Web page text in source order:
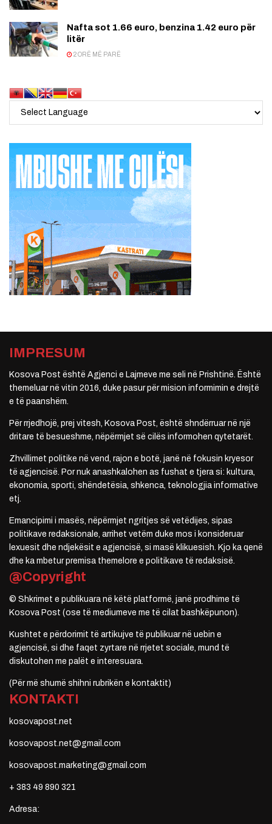
Nafta sot 1.66 euro, benzina 1.42 euro për
litër
2 ORË MË PARË
IMPRESUM
Kosova Post është Agjenci e Lajmeve me seli në Prishtinë. Është
themeluar në vitin 2016, duke pasur për mision informimin e drejtë
e të paanshëm.
Për rrjedhojë, prej vitesh, Kosova Post, është shndërruar në një
dritare të besueshme, nëpërmjet së cilës informohen qytetarët.
Zhvillimet politike në vend, rajon e botë, janë në fokusin kryesor
të agjencisë. Por nuk anashkalohen as fushat e tjera si: kultura,
ekonomia, sporti, shëndetësia, shkenca, teknologjia informative
etj.
Emancipimi i masës, nëpërmjet ngritjes së vetëdijes, sipas
politikave redaksionale, arrihet vetëm duke mos i konsideruar
lexuesit dhe ndjekësit e agjencisë, si masë klikuesish. Kjo ka qenë
dhe ka mbetur premisa themelore e politikave të redaksisë.
@Copyright
© Shkrimet e publikuara në këtë platformë, janë prodhime të
Kosova Post (ose të mediumeve me të cilat bashkëpunon).
Kushtet e përdorimit të artikujve të publikuar në uebin e
agjencisë, si dhe faqet zyrtare në rrjetet sociale, mund të
diskutohen me palët e interesuara.
(Për më shumë shihni rubrikën e kontaktit)
KONTAKTI
kosovapost.net
kosovapost.net@gmail.com
kosovapost.marketing@gmail.com
+ 383 49 890 321
Adresa: